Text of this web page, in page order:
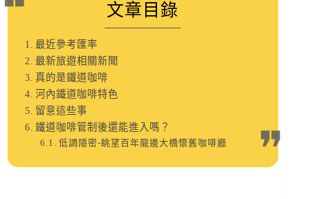
文章目錄
最近參考匯率
最新旅遊相關新聞
真的是鐵道咖啡
河內鐵道咖啡特色
留意這些事
鐵道咖啡管制後還能進入嗎？
低調隱密-眺望百年龍邊大橋懷舊咖啡廳